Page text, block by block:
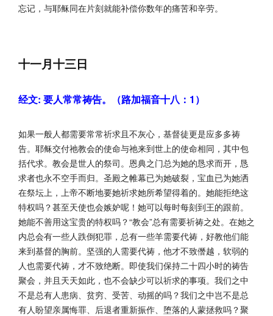
忘记，与耶稣同在片刻就能补偿你数年的痛苦和辛劳。
十一月十三日
经文: 要人常常祷告。（路加福音十八：1）
如果一般人都需要常常祈求且不灰心，基督徒更是应多多祷
告。耶稣交付祂教会的使命与祂来到世上的使命相同，其中包
括代求。教会是世人的祭司。恩典之门总为她的恳求而开，恳
求者也永不空手而归。圣殿之帷幕已为她破裂，宝血已为她洒
在祭坛上，上帝不断地要她祈求她所希望得着的。她能拒绝这
特权吗？甚至天使也会嫉妒呢！她可以每时每刻到王的跟前。
她能不善用这宝贵的特权吗？“教会”总有需要祈祷之处。在她之
内总会有一些人跌倒犯罪，总有一些羊需要代祷，好教他们能
来到基督的胸前。坚强的人需要代祷，他才不致僭越，软弱的
人也需要代祷，才不致绝断。即使我们保持二十四小时的祷告
聚会，并且天天如此，也不会缺少可以祈求的事项。我们之中
不是总有人患病、贫穷、受苦、动摇的吗？我们之中岂不是总
有人盼望亲属悔罪、后退者重新振作、堕落的人蒙拯救吗？聚